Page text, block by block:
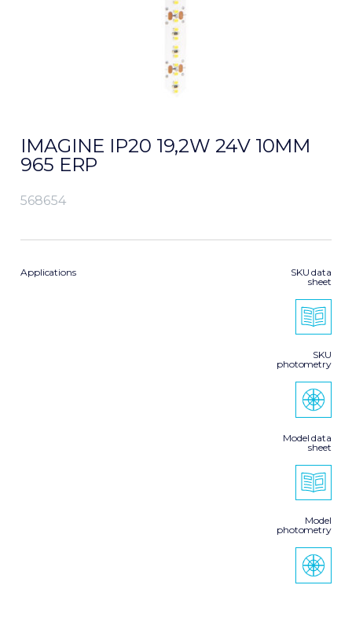
IMAGINE IP20 19,2W 24V 10MM
965 ERP
568654
Applications
SKU data
sheet
SKU
photometry
Model data
sheet
Model
photometry